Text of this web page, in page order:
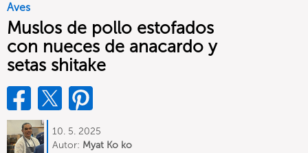
Aves
Muslos de pollo estofados
con nueces de anacardo y
setas shitake
10. 5. 2025
Autor: Myat Ko ko